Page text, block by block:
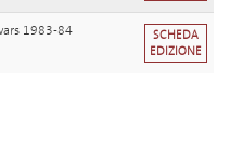
1983-84
SCHEDA
EDIZIONE